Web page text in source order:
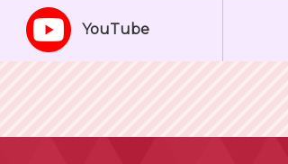
YouTube